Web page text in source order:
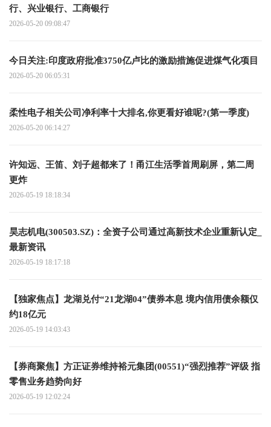
行、兴业银行、工商银行
2026-05-20 09:08:47
今日关注:印度政府批准3750亿卢比的激励措施促进煤气化项目
2026-05-20 06:05:31
柔性电子相关公司净利率十大排名,你更看好谁呢?(第一季度)
2026-05-20 06:14:27
许知远、王笛、刘子超都来了！甬江生活季首周刷屏，第二周
更炸
2026-05-19 18:18:34
昊志机电(300503.SZ)：全资子公司通过高新技术企业重新认定_
最新资讯
2026-05-19 18:17:18
【独家焦点】龙湖兑付“21龙湖04”债券本息 境内信用债余额仅
约18亿元
2026-05-19 14:03:43
【券商聚焦】方正证券维持裕元集团(00551)“强烈推荐”评级 指
零售业务趋势向好
2026-05-19 12:02:24